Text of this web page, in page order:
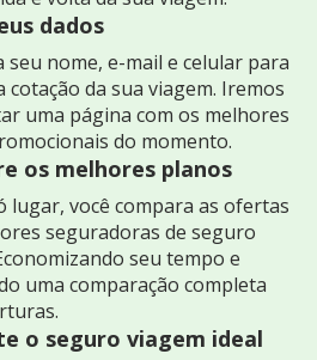
dados
seu nome, e-mail e celular para
cotação da sua viagem. Iremos
uma página com os melhores
do momento.
os melhores planos
lugar, você compara as ofertas
seguradoras de seguro
seu tempo e
uma comparação completa
o seguro viagem ideal